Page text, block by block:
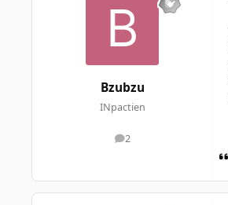
Bzubzu
INpactien
2
messages